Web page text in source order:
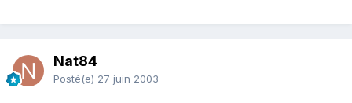
Nat84
Posté(e) 27 juin 2003